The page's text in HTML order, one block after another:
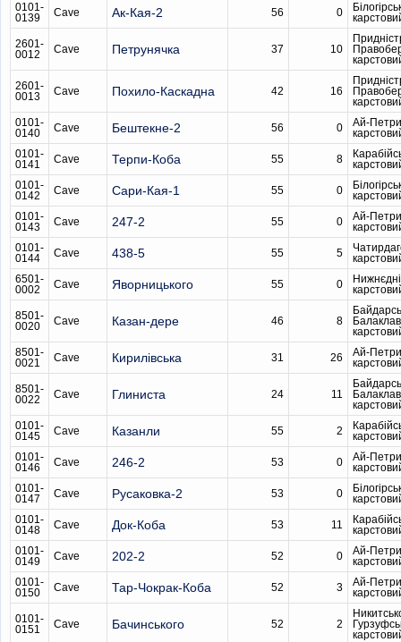
0101-
0139
Cave Ак-Кая-2 56 0
2601-
0012
Cave Петрунячка 37 10
2601-
0013
Cave Похило-Каскадна 42 16
0101-
0140
Cave Бештекне-2 56 0
Ай-
0101-
0141
Cave Терпи-Коба 55 8
0101-
0142
Cave Сари-Кая-1 55 0
0101-
0143
Cave 247-2 55 0
Ай-
0101-
0144
Cave 438-5 55 5
6501-
0002
Cave Яворницького 55 0
8501-
0020
Cave Казан-дере 46 8
8501-
0021
Cave Кирилівська 31 26
Ай-
8501-
0022
Cave Глиниста 24 11
0101-
0145
Cave Казанли 55 2
0101-
0146
Cave 246-2 53 0
Ай-
0101-
0147
Cave Русаковка-2 53 0
0101-
0148
Cave Док-Коба 53 11
0101-
0149
Cave 202-2 52 0
Ай-
0101-
0150
Cave Тар-Чокрак-Коба 52 3
Ай-
0101-
0151
Cave Бачинського 52 2